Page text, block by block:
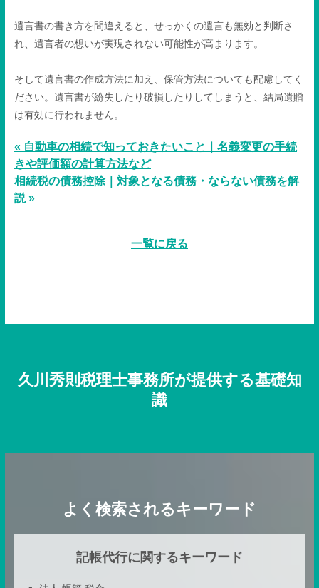
遺言書の書き方を間違えると、せっかくの遺言も無効と判断さ
れ、遺言者の想いが実現されない可能性が高まります。
そして遺言書の作成方法に加え、保管方法についても配慮してく
ださい。遺言書が紛失したり破損したりしてしまうと、結局遺贈
は有効に行われません。
« 自動車の相続で知っておきたいこと｜名義変更の手続
きや評価額の計算方法など
相続税の債務控除｜対象となる債務・ならない債務を解
説 »
一覧に戻る
久川秀則税理士事務所が提供する基礎知
識
よく検索されるキーワード
記帳代行に関するキーワード